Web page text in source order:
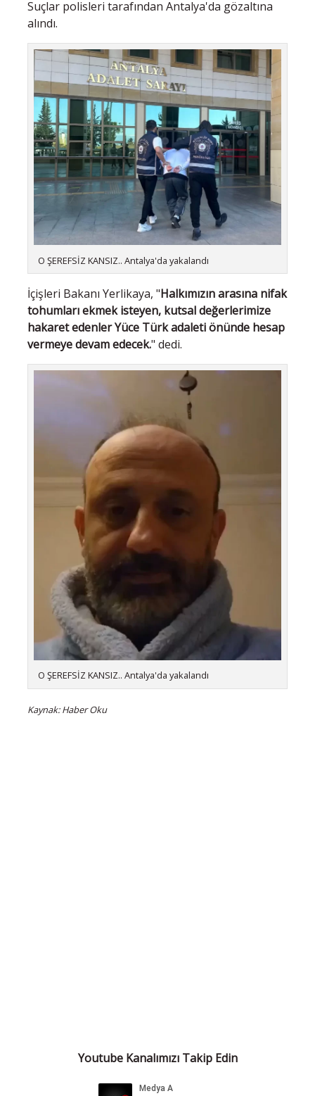
Suçlar polisleri tarafından Antalya'da gözaltına
alındı.
O ŞEREFSİZ KANSIZ.. Antalya'da yakalandı
İçişleri Bakanı Yerlikaya, "Halkımızın arasına nifak
tohumları ekmek isteyen, kutsal değerlerimize
hakaret edenler Yüce Türk adaleti önünde hesap
vermeye devam edecek." dedi.
O ŞEREFSİZ KANSIZ.. Antalya'da yakalandı
Kaynak: Haber Oku
Youtube Kanalımızı Takip Edin